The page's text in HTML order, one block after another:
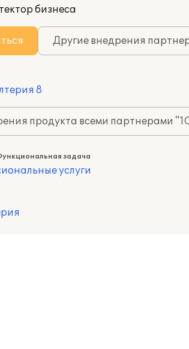
бизнеса
Другие внедрения
8
продукта всеми партнерами
задача
услуги